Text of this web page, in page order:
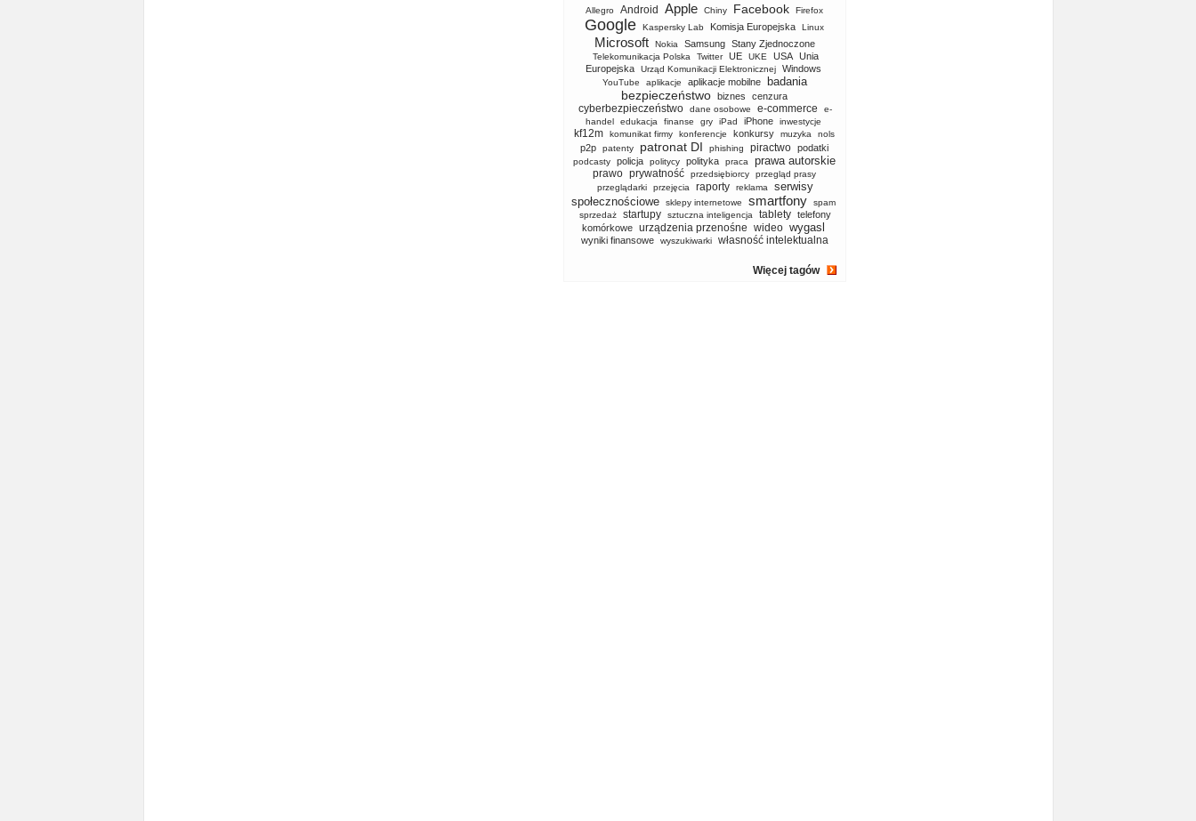
Allegro Android Apple Chiny Facebook Firefox
Google Kaspersky Lab Komisja Europejska Linux
Microsoft Nokia Samsung Stany Zjednoczone
Telekomunikacja Polska Twitter UE UKE USA
Unia
Europejska
Urząd Komunikacji Elektronicznej Windows
YouTube aplikacje aplikacje mobilne badania
bezpieczeństwo biznes cenzura
cyberbezpieczeństwo dane osobowe e-commerce
e-
handel
edukacja finanse gry iPad iPhone inwestycje
kf12m komunikat firmy konferencje konkursy muzyka nols
p2p patenty patronat DI phishing piractwo podatki
podcasty policja politycy polityka praca prawa autorskie
prawo prywatność przedsiębiorcy
przegląd prasy
przeglądarki
przejęcia raporty reklama
serwisy
społecznościowe
sklepy internetowe smartfony
spam
sprzedaż
startupy sztuczna inteligencja tablety telefony
komórkowe urządzenia przenośne wideo wygasl
wyniki finansowe wyszukiwarki własność intelektualna
Więcej tagów